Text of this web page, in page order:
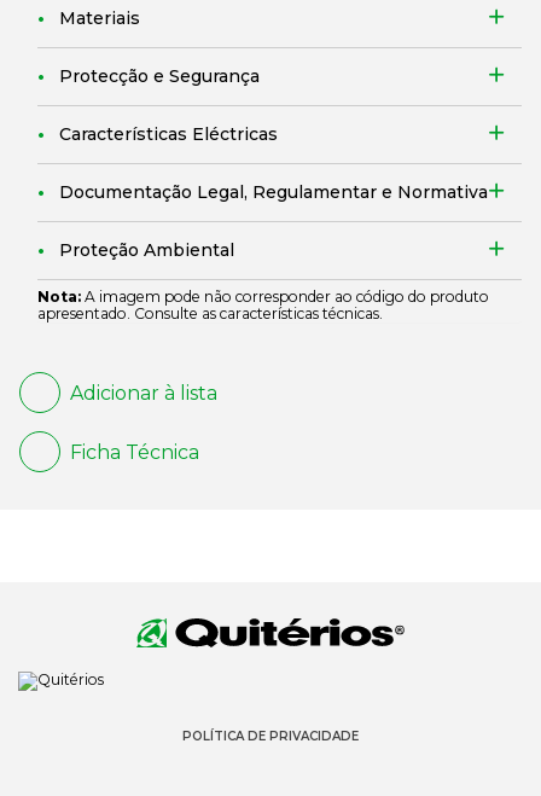
Materiais
Protecção e Segurança
Características Eléctricas
Documentação Legal, Regulamentar e Normativa
Proteção Ambiental
Nota: A imagem pode não corresponder ao código do produto
apresentado. Consulte as características técnicas.
Adicionar à lista
Ficha Técnica
POLÍTICA DE PRIVACIDADE